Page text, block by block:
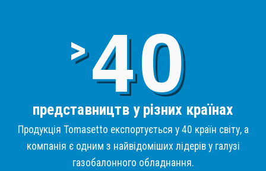
>4
представництв у різних країнах
Продукція Tomasetto експортується у 40 країн світу, а
компанія є одним з найвідоміших лідерів у галузі
газобалонного обладнання.